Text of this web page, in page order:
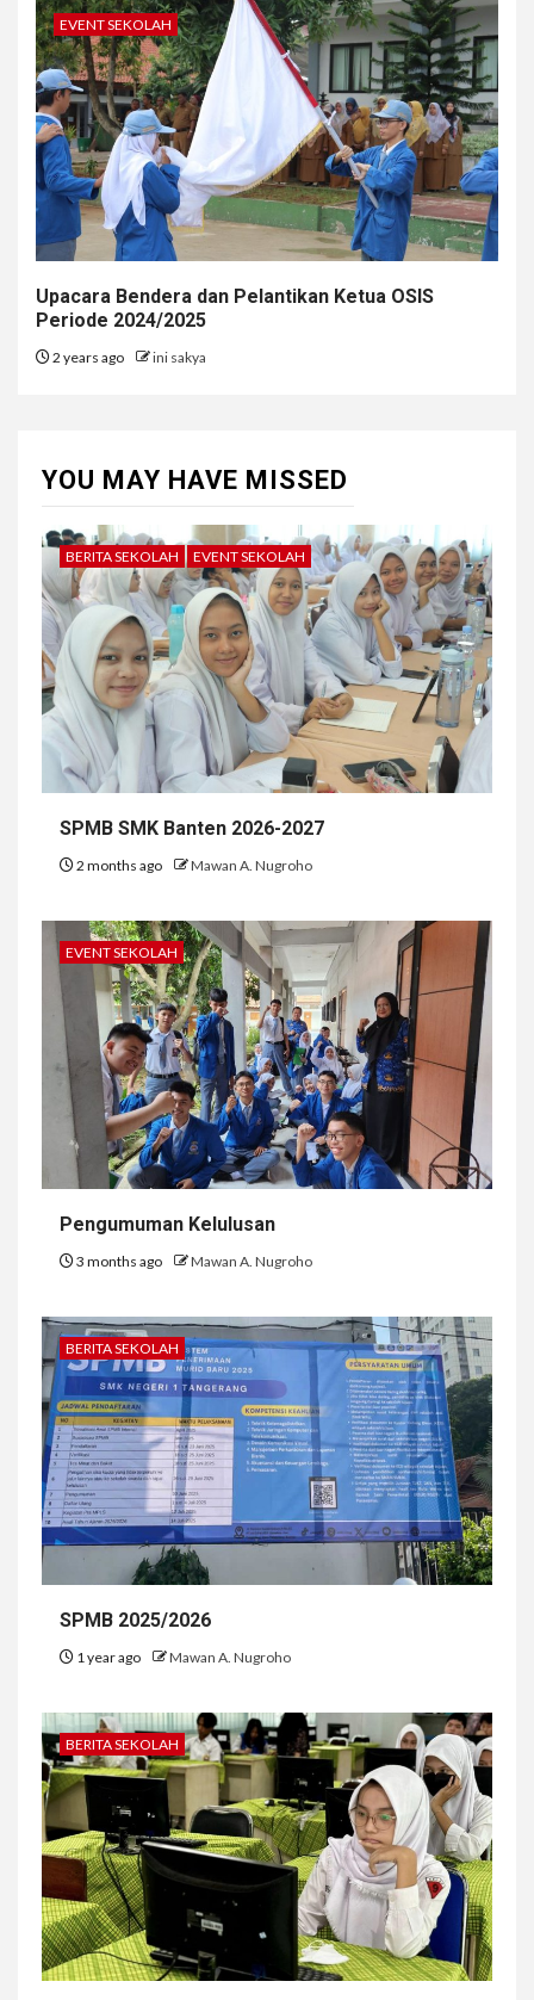
EVENT SEKOLAH
Upacara Bendera dan Pelantikan Ketua OSIS
Periode 2024/2025
2 years ago ini sakya
YOU MAY HAVE MISSED
BERITA SEKOLAH EVENT SEKOLAH
SPMB SMK Banten 2026-2027
2 months ago Mawan A. Nugroho
EVENT SEKOLAH
Pengumuman Kelulusan
3 months ago Mawan A. Nugroho
BERITA SEKOLAH
SPMB 2025/2026
1 year ago Mawan A. Nugroho
BERITA SEKOLAH